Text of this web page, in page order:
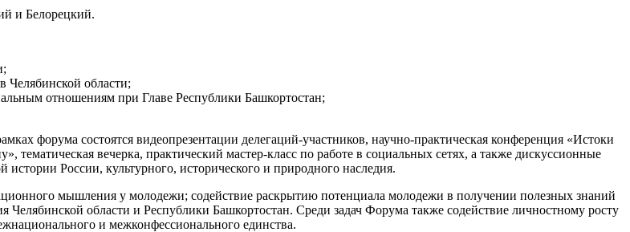
и Белорецкий.
Челябинской области;
отношениям при Главе Республики Башкортостан;
форума состоятся видеопрезентации делегаций-участников, научно-практическая конференция «Истоки
вечерка, практический мастер-класс по работе в социальных сетях, а также дискуссионные
России, культурного, исторического и природного наследия.
мышления у молодежи; содействие раскрытию потенциала молодежи в получении полезных знаний
Челябинской области и Республики Башкортостан. Среди задач Форума также содействие личностному росту
и межконфессионального единства.